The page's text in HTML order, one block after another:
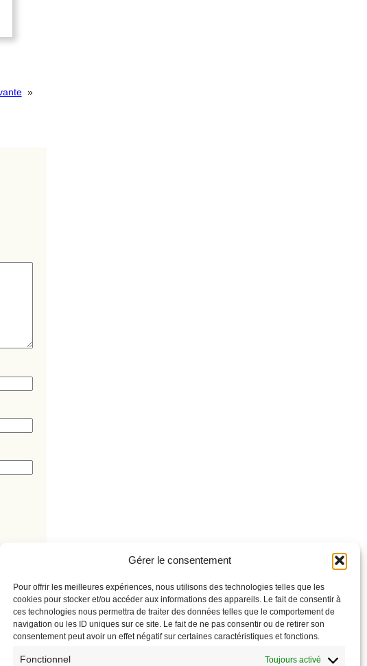
Gérer le consentement
Pour offrir les meilleures expériences, nous utilisons des technologies telles que les
cookies pour stocker et/ou accéder aux informations des appareils. Le fait de consentir à
ces technologies nous permettra de traiter des données telles que le comportement de
navigation ou les ID uniques sur ce site. Le fait de ne pas consentir ou de retirer son
consentement peut avoir un effet négatif sur certaines caractéristiques et fonctions.
Fonctionnel Toujours activé
»
ABONNE-TOI À L’INFOLETTRE!
Clique ici !